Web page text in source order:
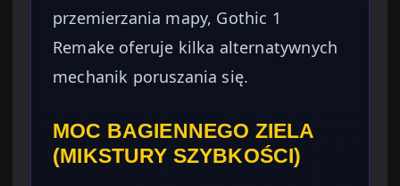
przemierzania mapy, Gothic 1
Remake oferuje kilka alternatywnych
mechanik poruszania się.
MOC BAGIENNEGO ZIELA
(MIKSTURY SZYBKOŚCI)